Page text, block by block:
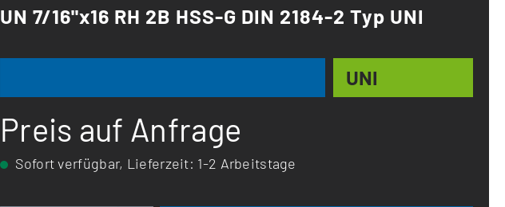
UN 7/16"x16 RH 2B HSS-G DIN 2184-2 Typ UNI
UNI
Preis auf Anfrage
Sofort verfügbar, Lieferzeit: 1-2 Arbeitstage